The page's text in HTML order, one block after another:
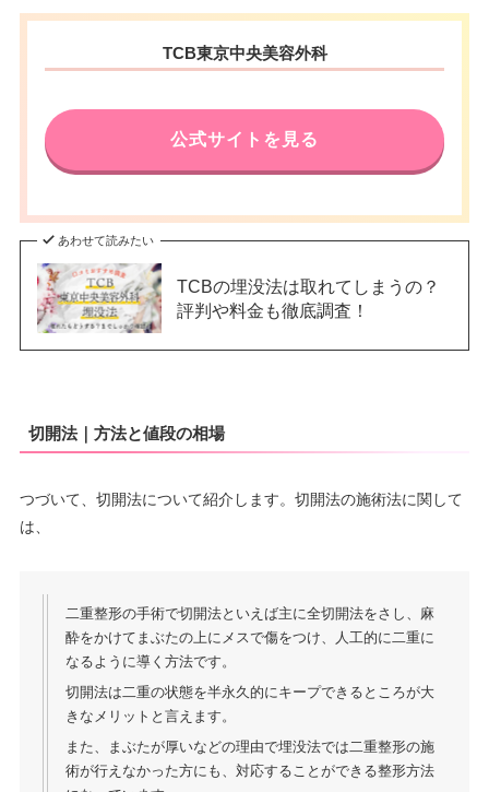
TCB東京中央美容外科
公式サイトを見る
あわせて読みたい
TCBの埋没法は取れてしまうの？
評判や料金も徹底調査！
切開法｜方法と値段の相場
つづいて、切開法について紹介します。切開法の施術法に関して
は、
二重整形の手術で切開法といえば主に全切開法をさし、麻
酔をかけてまぶたの上にメスで傷をつけ、人工的に二重に
なるように導く方法です。
切開法は二重の状態を半永久的にキープできるところが大
きなメリットと言えます。
また、まぶたが厚いなどの理由で埋没法では二重整形の施
術が行えなかった方にも、対応することができる整形方法